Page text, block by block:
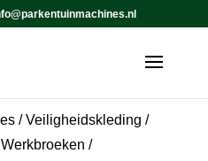
/Veiligheidskleding /
Werkbroeken /